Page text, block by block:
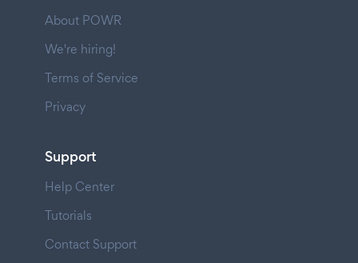
About POWR
We're hiring!
Terms of Service
Privacy
Support
Help Center
Tutorials
Contact Support